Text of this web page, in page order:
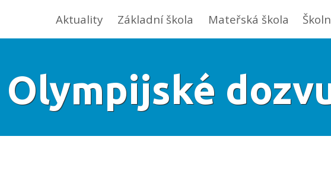
Aktuality Základní škola Mateřská škola
Olympijské